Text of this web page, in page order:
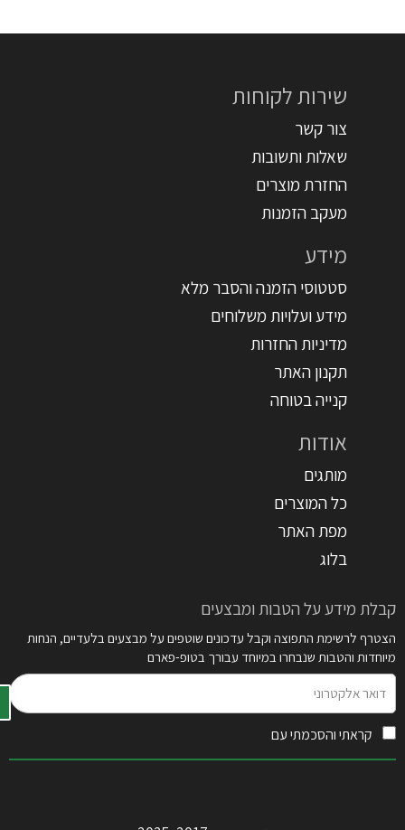
שירות לקוחות
צור קשר
שאלות ותשובות
החזרת מוצרים
מעקב הזמנות
מידע
סטטוסי הזמנה והסבר מלא
מידע ועלויות משלוחים
מדיניות החזרות
תקנון האתר
קנייה בטוחה
אודות
מותגים
כל המוצרים
מפת האתר
בלוג
קבלת מידע על הטבות ומבצעים
הצטרף לרשימת התפוצה וקבל עדכונים שוטפים על מבצעים בלעדיים, הנחות
מיוחדות והטבות שנבחרו במיוחד עבורך בטופ-פארם
אלקטרוני
קראתי והסכמתי עם